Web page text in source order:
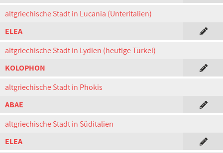
altgriechische Stadt in Lucania (Unteritalien)
ELEA
altgriechische Stadt in Lydien (heutige Türkei)
KOLOPHON
altgriechische Stadt in Phokis
ABAE
altgriechische Stadt in Süditalien
ELEA